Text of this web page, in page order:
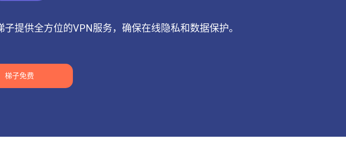
提供全方位的VPN服务，确保在线隐私和数据保护。
梯子免费